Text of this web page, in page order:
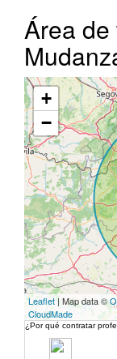
Área
+
−
Leaflet | Map data ©
CloudMade
¿Por qué contratar